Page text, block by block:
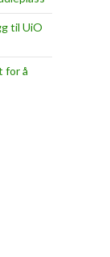
til UiO
for å